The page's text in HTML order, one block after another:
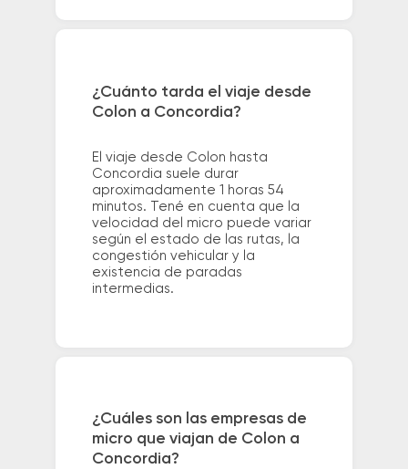
¿Cuánto tarda el viaje desde
Colon a Concordia?
El viaje desde Colon hasta
Concordia suele durar
aproximadamente 1 horas 54
minutos. Tené en cuenta que la
velocidad del micro puede variar
según el estado de las rutas, la
congestión vehicular y la
existencia de paradas
intermedias.
¿Cuáles son las empresas de
micro que viajan de Colon a
Concordia?